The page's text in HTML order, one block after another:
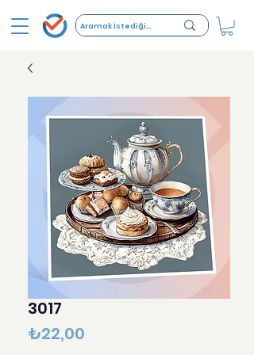
3017
₺22,00